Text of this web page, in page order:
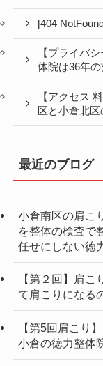
[404
【プライバ
体院は36年の
【アクセス
区と小倉北
最近のブログ
小倉南区の肩こ
を整体の検査で
任せにしない徳
【第２回】肩
て肩こりになる
【第5回肩こり
小倉の徳力整体